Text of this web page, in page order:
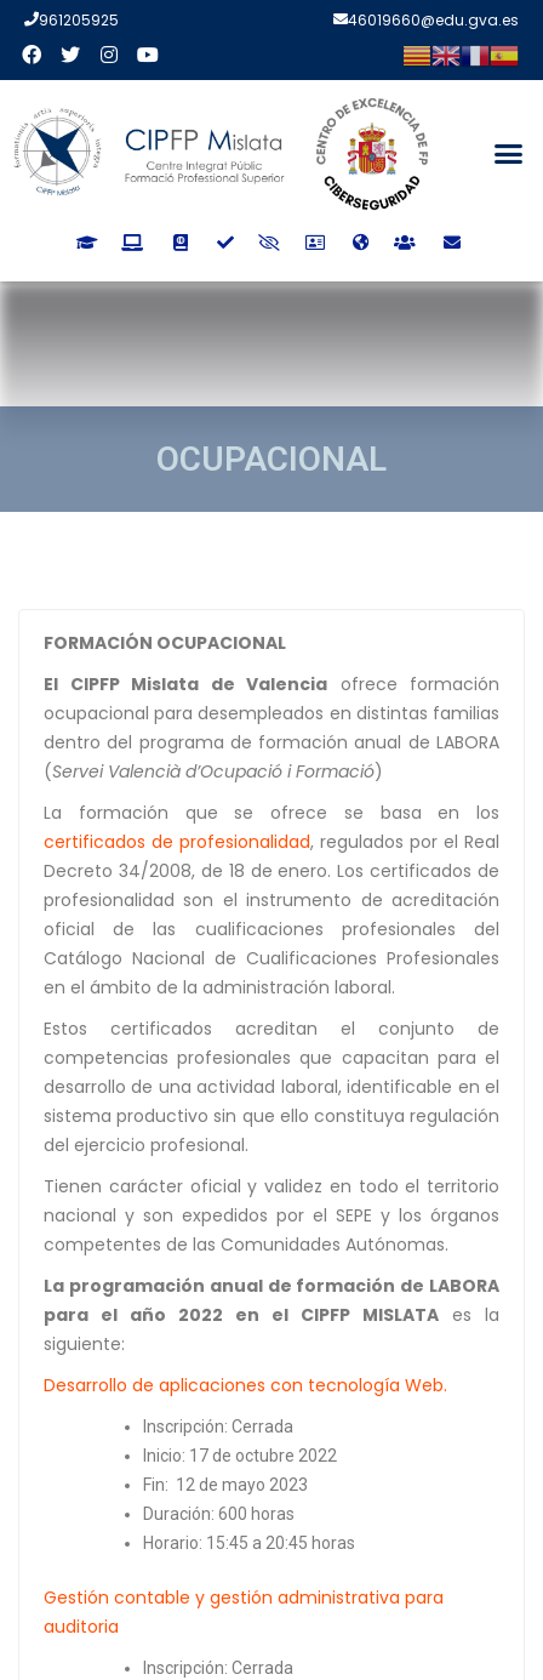
961205925 46019660@edu.gva.es
OCUPACIONAL
FORMACIÓN OCUPACIONAL
El CIPFP Mislata de Valencia ofrece formación
ocupacional para desempleados en distintas familias
dentro del programa de formación anual de LABORA
(Servei Valencià d’Ocupació i Formació)
La formación que se ofrece se basa en los
certificados de profesionalidad, regulados por el Real
Decreto 34/2008, de 18 de enero. Los certificados de
profesionalidad son el instrumento de acreditación
oficial de las cualificaciones profesionales del
Catálogo Nacional de Cualificaciones Profesionales
en el ámbito de la administración laboral.
Estos certificados acreditan el conjunto de
competencias profesionales que capacitan para el
desarrollo de una actividad laboral, identificable en el
sistema productivo sin que ello constituya regulación
del ejercicio profesional.
Tienen carácter oficial y validez en todo el territorio
nacional y son expedidos por el SEPE y los órganos
competentes de las Comunidades Autónomas.
La programación anual de formación de LABORA
para el año 2022 en el CIPFP MISLATA es la
siguiente:
Desarrollo de aplicaciones con tecnología Web.
Inscripción: Cerrada
Inicio: 17 de octubre 2022
Fin: 12 de mayo 2023
Duración: 600 horas
Horario: 15:45 a 20:45 horas
Gestión contable y gestión administrativa para
auditoria
Inscripción: Cerrada